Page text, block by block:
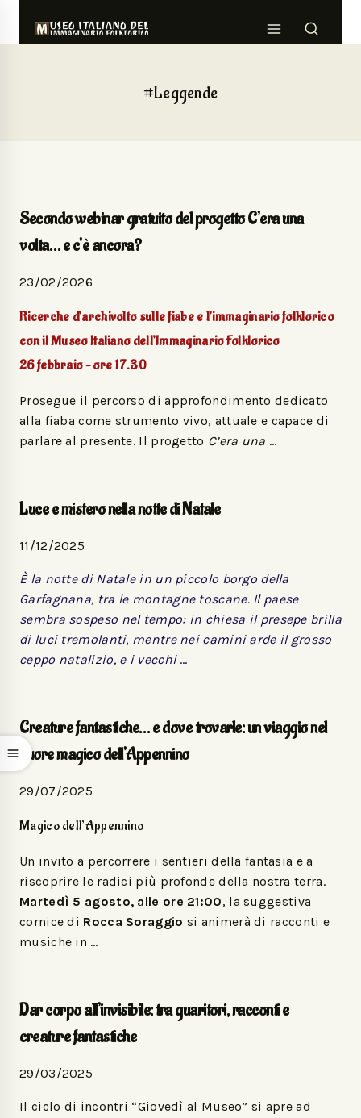
#Leggende
Secondo webinar gratuito del progetto C’era una
volta… e c’è ancora?
23/02/2026
Ricerche d’archivolto sulle fiabe e l’immaginario folklorico
con il Museo Italiano dell’Immaginario Folklorico
26 febbraio – ore 17.30
Prosegue il percorso di approfondimento dedicato
alla fiaba come strumento vivo, attuale e capace di
parlare al presente. Il progetto C’era una …
Luce e mistero nella notte di Natale
11/12/2025
È la notte di Natale in un piccolo borgo della
Garfagnana, tra le montagne toscane. Il paese
sembra sospeso nel tempo: in chiesa il presepe brilla
di luci tremolanti, mentre nei camini arde il grosso
ceppo natalizio, e i vecchi …
Creature fantastiche… e dove trovarle: un viaggio nel
cuore magico dell’Appennino
29/07/2025
Magico dell’Appennino
Un invito a percorrere i sentieri della fantasia e a
riscoprire le radici più profonde della nostra terra.
Martedì 5 agosto, alle ore 21:00, la suggestiva
cornice di Rocca Soraggio si animerà di racconti e
musiche in …
Dar corpo all’invisibile: tra guaritori, racconti e
creature fantastiche
29/03/2025
Il ciclo di incontri “Giovedì al Museo” si apre ad